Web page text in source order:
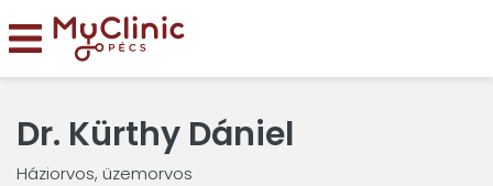
Dr. Kürthy Dániel
Háziorvos, üzemorvos